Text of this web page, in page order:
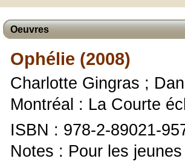
Oeuvres
Ophélie (2008)
Charlotte Gingras ;
Montréal : La Courte
ISBN : 978-2-89021-
Notes : Pour les